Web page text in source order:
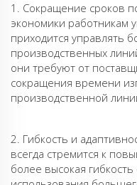
1. Сокращение сроков
экономики работникам
приходится управлять
производственных
они требуют от
сокращения времени
производственной
2. Гибкость и
всегда стремится к
более высокая